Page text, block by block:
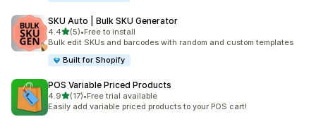
SKU Auto | Bulk SKU Generator
4.45つ星中
(5)
合計レビュー数：5件
•Free to install
Bulk edit SKUs and barcodes with random and custom templates
Built for Shopify
POS Variable Priced Products
4.95つ星中
(17)
合計レビュー数：17件
•Free trial available
Easily add variable priced products to your POS cart!